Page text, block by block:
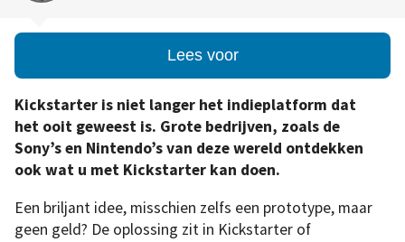
Lees voor
Kickstarter is niet langer het indieplatform dat
het ooit geweest is. Grote bedrijven, zoals de
Sony’s en Nintendo’s van deze wereld ontdekken
ook wat u met Kickstarter kan doen.
Een briljant idee, misschien zelfs een prototype, maar
geen geld? De oplossing zit in Kickstarter of